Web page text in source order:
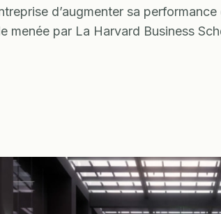
d’augmenter sa
menée par La Harvard Business